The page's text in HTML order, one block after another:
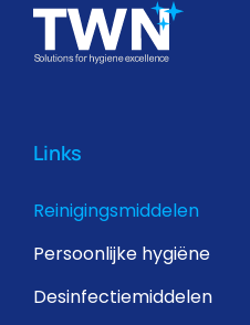
Links
Reinigingsmiddelen
Persoonlijke hygiëne
Desinfectiemiddelen